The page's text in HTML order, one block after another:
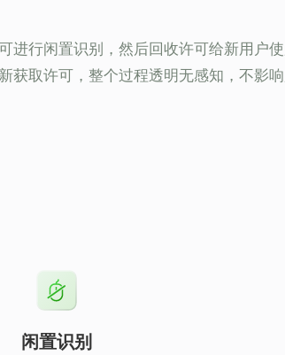
进行闲置识别，然后回收许可给新用户
获取许可，整个过程透明无感知，不影
闲置识别